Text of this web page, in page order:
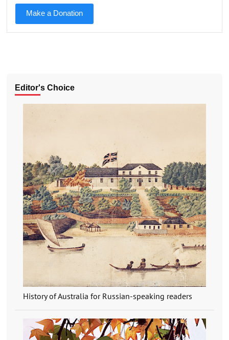
Make a Donation
Editor's Choice
History of Australia for Russian-speaking readers